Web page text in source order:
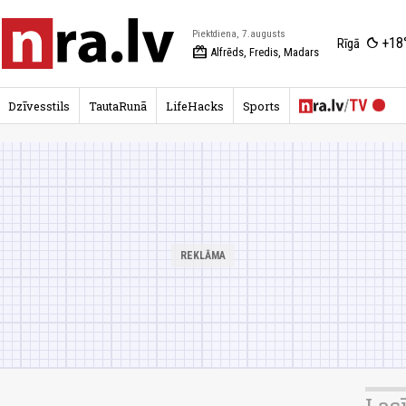
Piektdiena, 7.augusts
redeem Alfrēds, Fredis, Madars
Rīgā
Dzīvesstils TautaRunā LifeHacks Sports